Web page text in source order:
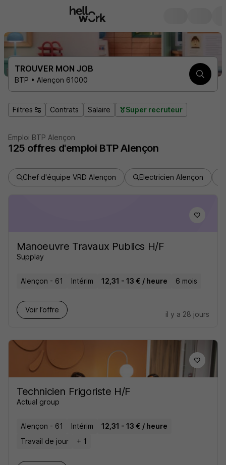
TROUVER MON JOB
BTP • Alençon 61000
Filtres Contrats Salaire Super recruteur
Emploi BTP Alençon
125 offres d'emploi BTP Alençon
Chef d'équipe VRD Alençon Electricien Alençon
Manoeuvre Travaux Publics H/F
Supplay
Alençon - 61 Intérim 12,31 - 13 € / heure 6 mois
Voir l’offre
il y a 28 jours
Technicien Frigoriste H/F
Actual group
Alençon - 61 Intérim
12,31 - 13 € / heure
Travail de jour
+ 1